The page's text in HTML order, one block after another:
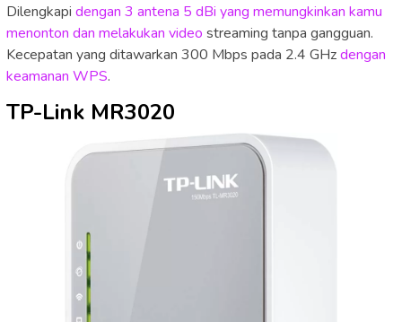
Dilengkapi dengan 3 antena 5 dBi yang memungkinkan kamu
menonton dan melakukan video streaming tanpa gangguan.
Kecepatan yang ditawarkan 300 Mbps pada 2.4 GHzdengan
keamanan WPS.
TP-Link MR3020